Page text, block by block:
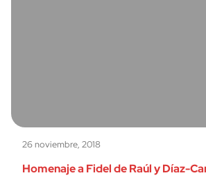
26 noviembre, 2018
Homenaje a Fidel de Raúl y Díaz-